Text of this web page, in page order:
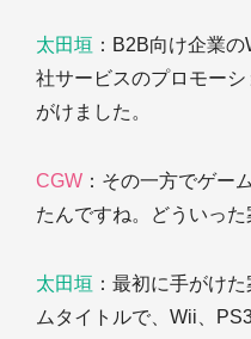
太田垣 ：B2B向け企業
社サービスのプロモー
がけました。
CGW ：その一方でゲー
たんですね。どういった
太田垣 ：最初に手がけ
ムタイトルで、Wii、